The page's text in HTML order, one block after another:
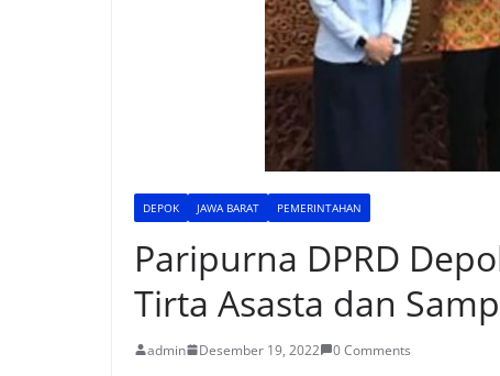
DEPOK JAWA BARAT PEMERINTAHAN
Paripurna DPRD
Tirta Asasta dan
admin Desember 19, 2022 0 Comments